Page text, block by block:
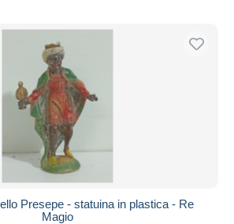
Presepe - statuina in plastica - Re
Magio